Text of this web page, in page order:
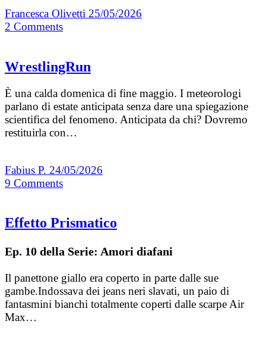
Francesca Olivetti 25/05/2026
2 Comments
WrestlingRun
È una calda domenica di fine maggio. I meteorologi
parlano di estate anticipata senza dare una spiegazione
scientifica del fenomeno. Anticipata da chi? Dovremo
restituirla con…
Fabius P. 24/05/2026
9 Comments
Effetto Prismatico
Ep. 10 della Serie: Amori diafani
Il panettone giallo era coperto in parte dalle sue
gambe.Indossava dei jeans neri slavati, un paio di
fantasmini bianchi totalmente coperti dalle scarpe Air
Max…